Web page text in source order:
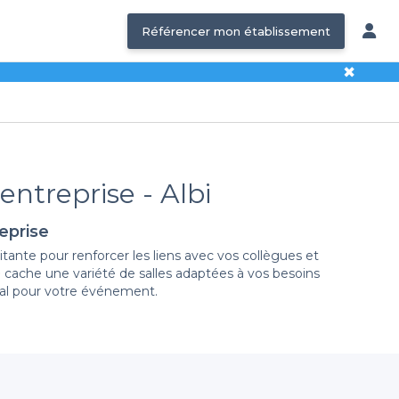
Référencer mon établissement
✖
- Albi
pour renforcer les liens avec vos collègues et
une variété de salles adaptées à vos besoins
pour votre événement.
vous permet de
modernes, tous conçus pour accueillir vos équipes